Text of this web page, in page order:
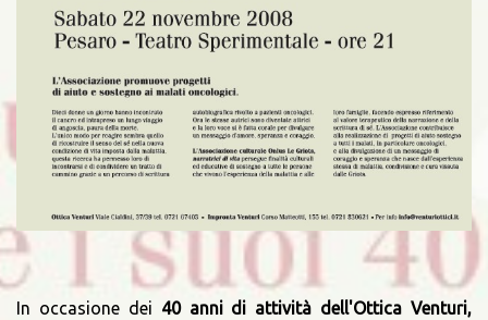
In occasione dei 40 anni di attività dell'Ottica Venturi,